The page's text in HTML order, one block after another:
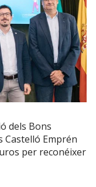
dels Bons
Castelló Emprén
per reconéixer